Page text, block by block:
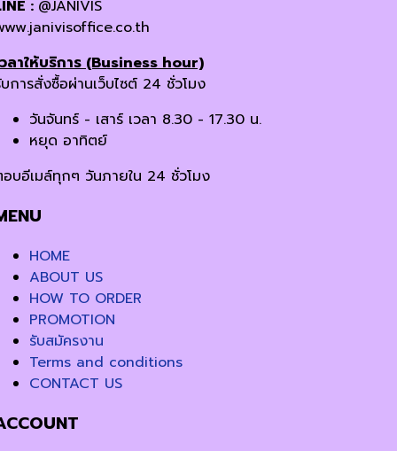
: @JANIVIS
ลาให้บริการ (Business hour)
การสั่งซื้อผ่านเว็บไซต์ 24 ชั่วโมง
วันจันทร์ - เสาร์ เวลา 8.30 - 17.30 น.
หยุด อาทิตย์
บอีเมล์ทุกๆ วันภายใน 24 ชั่วโมง
HOME
ABOUT US
HOW TO ORDER
PROMOTION
รับสมัครงาน
Terms and conditions
CONTACT US